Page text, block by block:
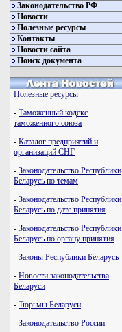
Законодательство РФ
Новости
Полезные ресурсы
Контакты
Новости сайта
Поиск документа
Полезные ресурсы
- Таможенный кодекс
таможенного союза
- Каталог предприятий и
организаций СНГ
- Законодательство Республики
Беларусь по темам
- Законодательство Республики
Беларусь по дате принятия
- Законодательство Республики
Беларусь по органу принятия
- Законы Республики Беларусь
- Новости законодательства
Беларуси
- Тюрьмы Беларуси
- Законодательство России